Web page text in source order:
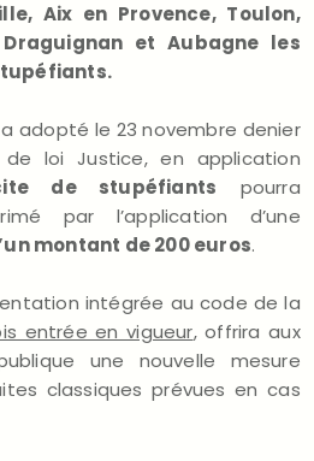
Aix en Provence, Toulon,
et Aubagne les
adopté le 23 novembre denier
loi Justice, en application
de stupéfiants pourra
par l’application d’une
montant de 200 euros.
intégrée au code de la
entrée en vigueur, offrira aux
une nouvelle mesure
classiques prévues en cas